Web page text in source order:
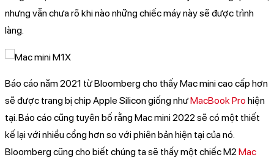
nhưng vẫn chưa rõ khi nào những chiếc máy này sẽ được trình
làng.
Báo cáo năm 2021 từ Bloomberg cho thấy Mac mini cao cấp hơn
sẽ được trang bị chip Apple Silicon giống nhưMacBook Pro hiện
tại. Báo cáo cũng tuyên bố rằng Mac mini 2022 sẽ có một thiết
kế lại với nhiều cổng hơn so với phiên bản hiện tại của nó.
Bloomberg cũng cho biết chúng ta sẽ thấy một chiếc M2Mac